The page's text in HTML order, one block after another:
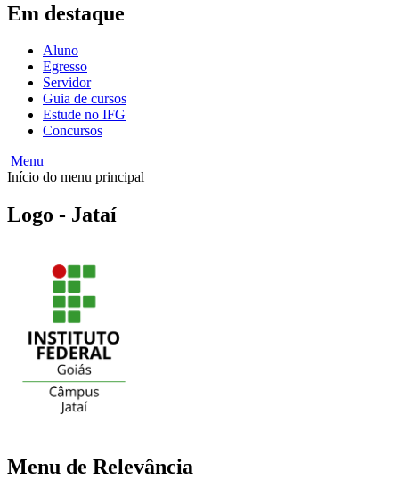
Em destaque
Aluno
Egresso
Servidor
Guia de cursos
Estude no IFG
Concursos
Menu
Início do menu principal
Logo - Jataí
Menu de Relevância